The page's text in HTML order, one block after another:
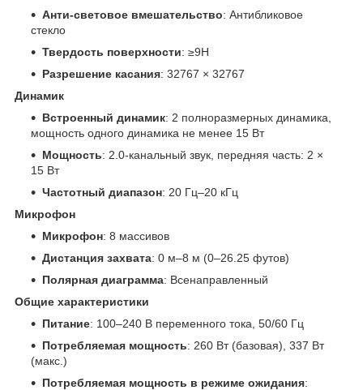
Анти-световое вмешательство: Антибликовое
стекло
Твердость поверхности: ≥9H
Разрешение касания: 32767 × 32767
Динамик
Встроенный динамик: 2 полноразмерных динамика,
мощность одного динамика не менее 15 Вт
Мощность: 2.0-канальный звук, передняя часть: 2 ×
15 Вт
Частотный диапазон: 20 Гц–20 кГц
Микрофон
Микрофон: 8 массивов
Дистанция захвата: 0 м–8 м (0–26.25 футов)
Полярная диаграмма: Всенаправленный
Общие характеристики
Питание: 100–240 В переменного тока, 50/60 Гц
Потребляемая мощность: 260 Вт (базовая), 337 Вт
(макс.)
Потребляемая мощность в режиме ожидания: